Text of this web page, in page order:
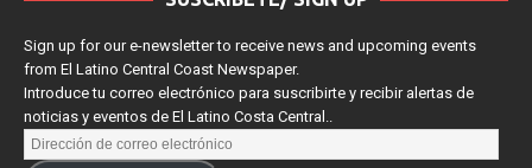
SUSCRÍBETE/ SIGN UP
Sign up for our e-newsletter to receive news and upcoming events
from El Latino Central Coast Newspaper.
Introduce tu correo electrónico para suscribirte y recibir alertas de
noticias y eventos de El Latino Costa Central..